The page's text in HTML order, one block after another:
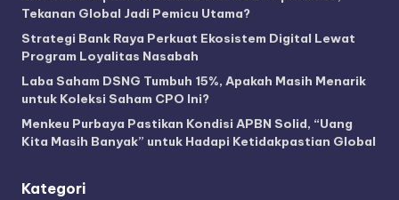
Tekanan Global Jadi Pemicu Utama?
Strategi Bank Raya Perkuat Ekosistem Digital Lewat
Program Loyalitas Nasabah
Laba Saham DSNG Tumbuh 15%, Apakah Masih Menarik
untuk Koleksi Saham CPO Ini?
Menkeu Purbaya Pastikan Kondisi APBN Solid, “Uang
Kita Masih Banyak” untuk Hadapi Ketidakpastian Global
Kategori